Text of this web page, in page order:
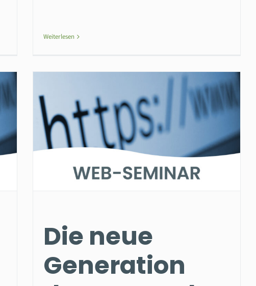
Weiterlesen
Die neue
Generation